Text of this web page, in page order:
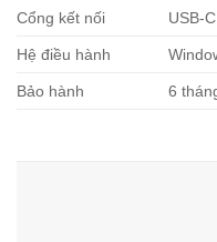
Cổng kết nối USB-
Hệ điều hành
Bảo hành 6